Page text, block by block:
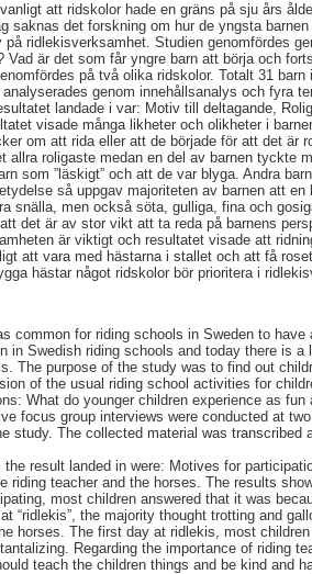
att ridskolor hade en gräns på sju års
saknas det forskning om hur de yngsta
på ridlekisverksamhet. Studien genomfördes
Vad är det som får yngre barn att börja och
på två olika ridskolor. Totalt 31
genom innehållsanalys och fyra
landade i var: Motiv till deltagande,
visade många likheter och olikheter i
om att rida eller att de började för att det är
allra roligaste medan en del av barnen tyckte
som ”läskigt” och att de var blyga. Andra
så uppgav majoriteten av barnen att
snälla, men också söta, gulliga, fina och
det är av stor vikt att ta reda på barnens
är viktigt och resultatet visade att
att vara med hästarna i stallet och att få
hästar något ridskolor bör prioritera i
common for riding schools in Sweden to
in Swedish riding schools and today there is
The purpose of the study was to find out
of the usual riding school activities for
What do younger children experience as
focus group interviews were conducted at
study. The collected material was
result landed in were: Motives for
riding teacher and the horses. The results
most children answered that it was
“ridlekis”, the majority thought trotting and
horses. The first day at ridlekis, most
Regarding the importance of riding
teach the children things and be kind and